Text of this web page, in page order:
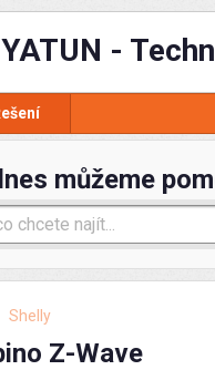
YATUN -
můžeme
Shelly
Z-Wave